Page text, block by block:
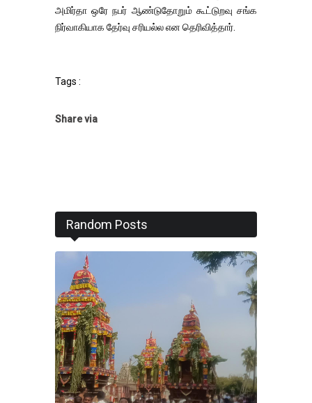
அமிர்தா ஒரே நபர் ஆண்டுதோறும் கூட்டுறவு சங்க
நிர்வாகியாக தேர்வு சரியல்ல என தெரிவித்தார்.
Tags :
Share via
Random Posts